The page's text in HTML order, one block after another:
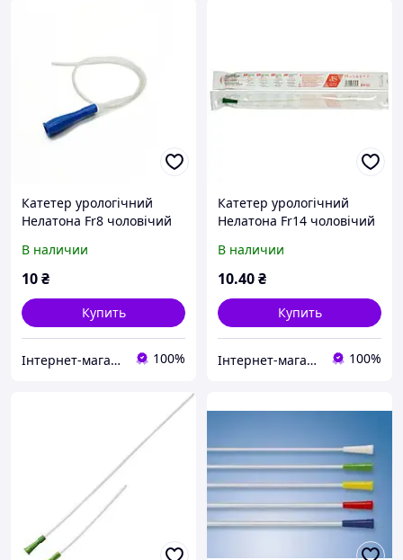
Катетер урологічний
Нелатона Fr8 чоловічий
В наличии
10₴
Купить
Інтернет-магазин Medmelochi.com.ua 100%
Катетер урологічний
Нелатона Fr14 чоловічий
В наличии
10.40₴
Купить
Інтернет-магазин Medmelochi.com.ua 100%